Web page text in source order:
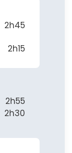
2h45
2h15
2h55
2h30